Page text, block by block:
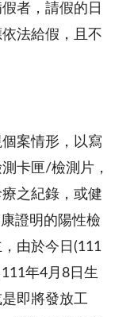
者，請假的日
法給假，且不
案情形，以寫
卡匣/檢測片，
之紀錄，或健
證明的陽性檢
由於今日(111
年4月8日生
即將發放工